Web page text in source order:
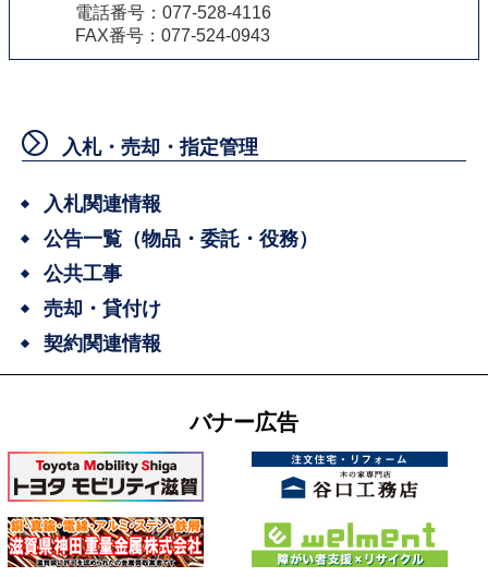
電話番号：077-528-4116
FAX番号：077-524-0943
入札・売却・指定管理
入札関連情報
公告一覧（物品・委託・役務）
公共工事
売却・貸付け
契約関連情報
バナー広告